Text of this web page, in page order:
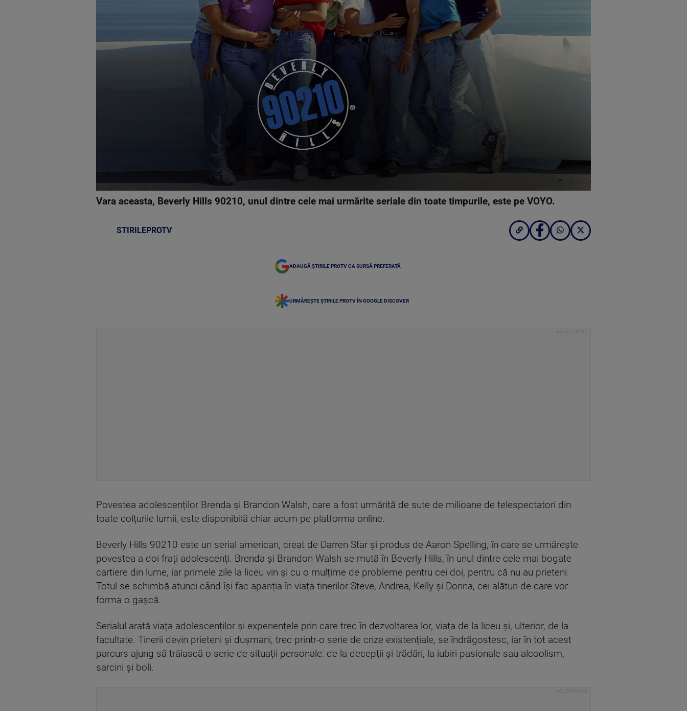
Vara aceasta, Beverly Hills 90210, unul dintre cele mai urmărite seriale din toate timpurile, este pe VOYO.
STIRILEPROTV
ADAUGĂ ȘTIRILE PROTV CA SURSĂ PREFERATĂ
URMĂREȘTE ȘTIRILE PROTV ÎN GOOGLE DISCOVER
Povestea adolescenților Brenda și Brandon Walsh, care a fost urmărită de sute de milioane de telespectatori din
toate colțurile lumii, este disponibilă chiar acum pe platforma online.
Beverly Hills 90210 este un serial american, creat de Darren Star și produs de Aaron Spelling, în care se urmărește
povestea a doi frați adolescenți. Brenda și Brandon Walsh se mută în Beverly Hills, în unul dintre cele mai bogate
cartiere din lume, iar primele zile la liceu vin și cu o mulțime de probleme pentru cei doi, pentru că nu au prieteni.
Totul se schimbă atunci când își fac apariția în viața tinerilor Steve, Andrea, Kelly și Donna, cei alături de care vor
forma o gașcă.
Serialul arată viața adolescenților și experiențele prin care trec în dezvoltarea lor, viața de la liceu și, ulterior, de la
facultate. Tinerii devin prieteni și dușmani, trec printr-o serie de crize existențiale, se îndrăgostesc, iar în tot acest
parcurs ajung să trăiască o serie de situații personale: de la decepții și trădări, la iubiri pasionale sau alcoolism,
sarcini și boli.